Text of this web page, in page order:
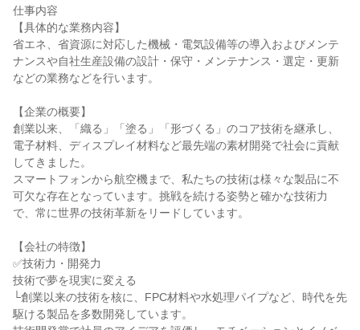
仕事内容
【具体的な業務内容】
省エネ、省資源に対応した機械・電気設備等の導入およびメンテ
ナンスや自社生産設備の設計・保守・メンテナンス・選定・更新
などの業務などを行います。
【企業の概要】
創業以来、「織る」「塗る」「形づくる」のコア技術を継承し、
電子材料、ディスプレイ材料など最先端の素材開発で社会に貢献
してきました。
スマートフォンから航空機まで、私たちの技術は様々な製品に不
可欠な存在となっています。挑戦を続ける姿勢と確かな技術力
で、常に世界の技術革新をリードしています。
【会社の特徴】
✅技術力・開発力
技術で夢を現実に変える
└創業以来の技術を核に、FPC材料や水処理パイプなど、時代を先
駆ける製品を多数開発しています。